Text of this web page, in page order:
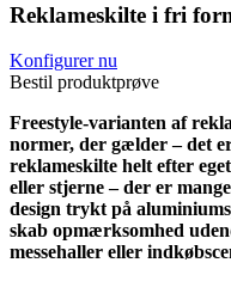
Reklameskilte i fri
Konfigurer nu
Bestil produktprøve
Freestyle-varianten af
normer, der gælder – det
reklameskilte helt efter
eller stjerne – der er
design trykt på
skab opmærksomhed
messehaller eller